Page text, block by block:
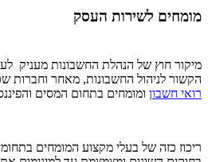
מומחים לשירות העסק
מיקור חוץ של הנהלת החשבונות מעניק
הקשור לניהול החשבונות, מאחר וחברות
רואי חשבון ומומחים בתחום המסים
ריכוז כזה של בעלי מקצוע המומחים